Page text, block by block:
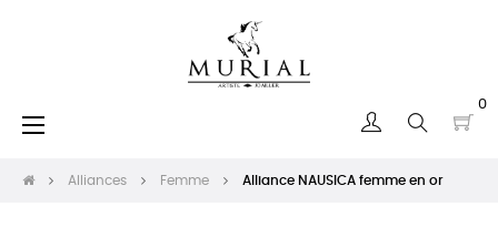
0
Basculer
☰
Alliances Femme Alliance NAUSICA femme en or